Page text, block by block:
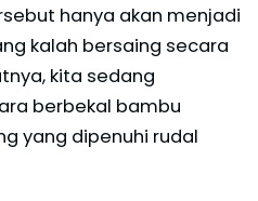
hanya akan menjadi
kalah bersaing secara
kita sedang
berbekal bambu
yang dipenuhi rudal